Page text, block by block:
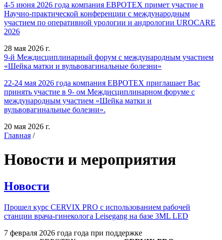
4-5 июня 2026 года компания ЕВРОТЕХ примет участие в
Научно-практической конференции с международным
участием по оперативной урологии и андрологии UROCARE
2026
28 мая 2026 г.
9-й Междисциплинарный форум с международным участием
«Шейка матки и вульвовагинальные болезни»
22-24 мая 2026 года компания ЕВРОТЕХ приглашает Вас
принять участие в 9- ом Междисциплинарном форуме с
международным участием «Шейка матки и
вульвовагинальные болезни».
20 мая 2026 г.
Главная /
Новости и мероприятия
Новости
Прошел курс CERVIX PRO с использованием рабочей
станции врача-гинеколога Leisegang на базе 3ML LED
7 февраля 2026 года года при поддержке